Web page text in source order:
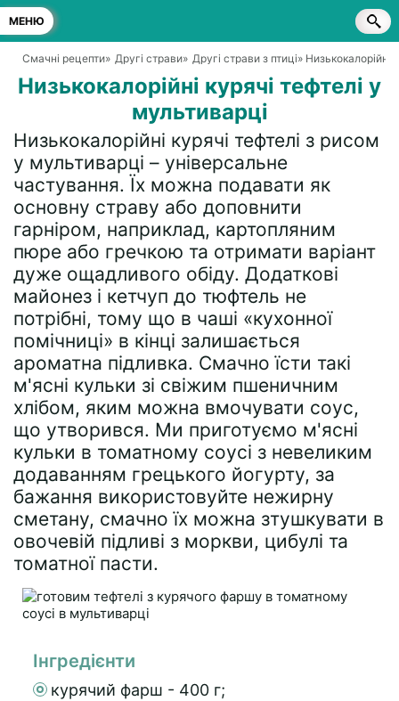
МЕНЮ
Смачні рецепти» Другі страви» Другі страви з птиці» Низькокалорійні
Низькокалорійні курячі тефтелі у
мультиварці
Низькокалорійні курячі тефтелі з рисом
у мультиварці – універсальне
частування. Їх можна подавати як
основну страву або доповнити
гарніром, наприклад, картопляним
пюре або гречкою та отримати варіант
дуже ощадливого обіду. Додаткові
майонез і кетчуп до тюфтель не
потрібні, тому що в чаші «кухонної
помічниці» в кінці залишається
ароматна підливка. Смачно їсти такі
м'ясні кульки зі свіжим пшеничним
хлібом, яким можна вмочувати соус,
що утворився. Ми приготуємо м'ясні
кульки в томатному соусі з невеликим
додаванням грецького йогурту, за
бажання використовуйте нежирну
сметану, смачно їх можна зтушкувати в
овочевій підливі з моркви, цибулі та
томатної пасти.
Інгредієнти
курячий фарш - 400 г;